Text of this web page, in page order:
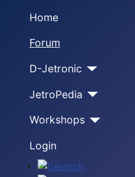
Home
Forum
D-Jetronic
JetroPedia
Workshops
Login
Select your language